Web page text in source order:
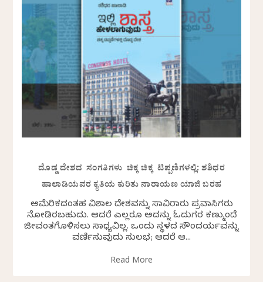
ದೊಡ್ಡ ದೇಶದ ಸಂಗತಿಗಳು ಚಿಕ್ಕ ಚಿಕ್ಕ ಟಿಪ್ಪಣಿಗಳಲ್ಲಿ: ಶಶಿಧರ
ಹಾಲಾಡಿಯವರ ಕೃತಿಯ ಕುರಿತು ನಾರಾಯಣ ಯಾಜಿ ಬರಹ
ಅಮೆರಿಕದಂತಹ ವಿಶಾಲ ದೇಶವನ್ನು ಸಾವಿರಾರು ಪ್ರವಾಸಿಗರು
ನೋಡಿರಬಹುದು. ಆದರೆ ಎಲ್ಲರೂ ಅದನ್ನು ಓದುಗರ ಕಣ್ಮುಂದೆ
ಜೀವಂತಗೊಳಿಸಲು ಸಾಧ್ಯವಿಲ್ಲ. ಒಂದು ಸ್ಥಳದ ಸೌಂದರ್ಯವನ್ನು
ವರ್ಣಿಸುವುದು ಸುಲಭ; ಆದರೆ ಆ...
Read More